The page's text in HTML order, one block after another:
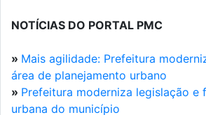
NOTÍCIAS DO PORTAL PMC
» Mais agilidade: Prefeitura
área de planejamento urbano
» Prefeitura moderniza legislação e
urbana do município